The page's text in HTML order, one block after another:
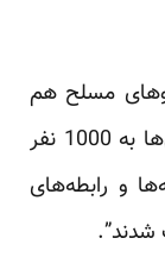
مسلح هم
اعلام کرده: “گروه اندکی که شمارگان آن‌ها به 1000 نفر
و رابطه‌های
شدند”.